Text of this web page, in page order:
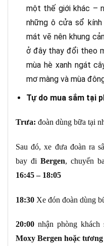
một thế giới khác –
những ô cửa sổ
mát vẽ nên khung
ở đây thay đổi theo
mùa hè xanh ngát
mơ màng và mùa
Tự do mua sắm tại
Trưa: đoàn dùng bữa tại
Sau đó, xe đưa đoàn ra
bay đi Bergen, chuyến
16:45 – 18:05
18:30 Xe đón đoàn dùng
20:00 nhận phòng
Moxy Bergen hoặc